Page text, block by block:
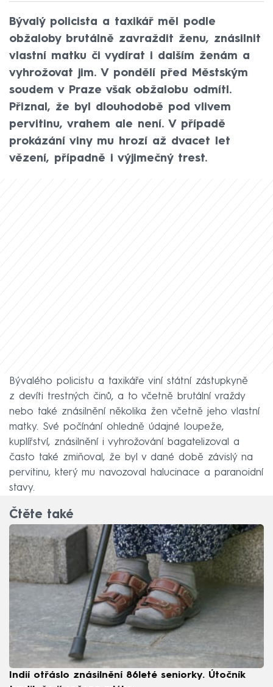
Bývalý policista a taxikář měl podle
obžaloby brutálně zavraždit ženu, znásilnit
vlastní matku či vydírat i dalším ženám a
vyhrožovat jim. V pondělí před Městským
soudem v Praze však obžalobu odmítl.
Přiznal, že byl dlouhodobě pod vlivem
pervitinu, vrahem ale není. V případě
prokázání viny mu hrozí až dvacet let
vězení, případně i výjimečný trest.
Bývalého policistu a taxikáře viní státní zástupkyně
z devíti trestných činů, a to včetně brutální vraždy
nebo také znásilnění několika žen včetně jeho vlastní
matky. Své počínání ohledně údajné loupeže,
kuplířství, znásilnění i vyhrožování bagatelizoval a
často také zmiňoval, že byl v dané době závislý na
pervitinu, který mu navozoval halucinace a paranoidní
stavy.
Čtěte také
Indií otřáslo znásilnění 86leté seniorky. Útočník